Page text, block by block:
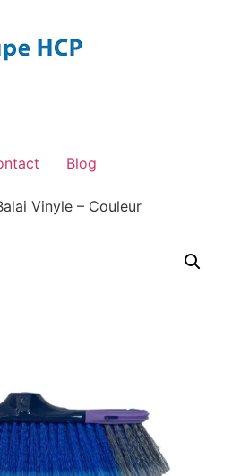
Blog
Vinyle – Couleur